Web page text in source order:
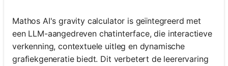
Mathos AI's gravity calculator is geïntegreerd met
een LLM-aangedreven chatinterface, die interactieve
verkenning, contextuele uitleg en dynamische
grafiekgeneratie biedt. Dit verbetert de leerervaring